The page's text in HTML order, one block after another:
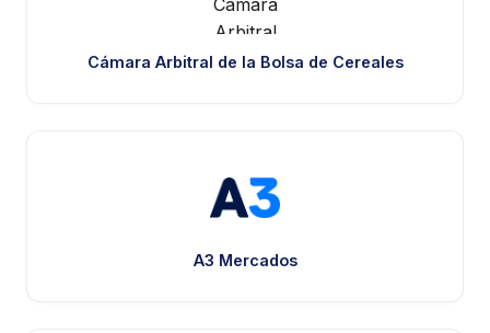
Cámara Arbitral de la Bolsa de Cereales
A3 Mercados